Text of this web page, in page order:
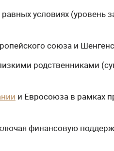
условиях (уровень
союза и
родственниками
и Евросоюза в рамках
финансовую